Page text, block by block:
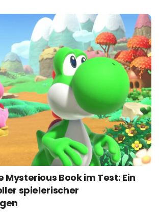
Mysterious Book im Test: Ein
spielerischer